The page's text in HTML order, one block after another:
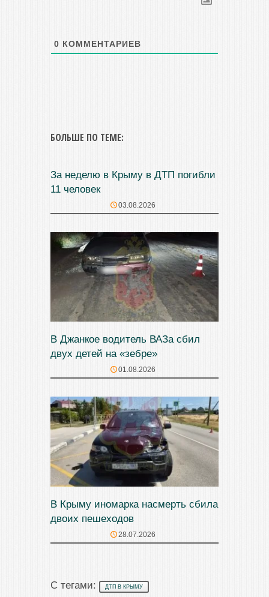
0 КОММЕНТАРИЕВ
БОЛЬШЕ ПО ТЕМЕ:
За неделю в Крыму в ДТП погибли
11 человек
03.08.2026
В Джанкое водитель ВАЗа сбил
двух детей на «зебре»
01.08.2026
В Крыму иномарка насмерть сбила
двоих пешеходов
28.07.2026
С тегами: ДТП В КРЫМУ